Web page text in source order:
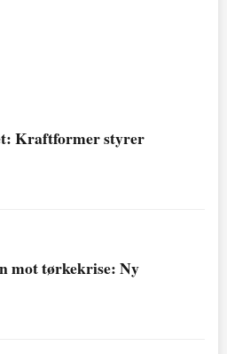
Kraftformer styrer
mot tørkekrise: Ny